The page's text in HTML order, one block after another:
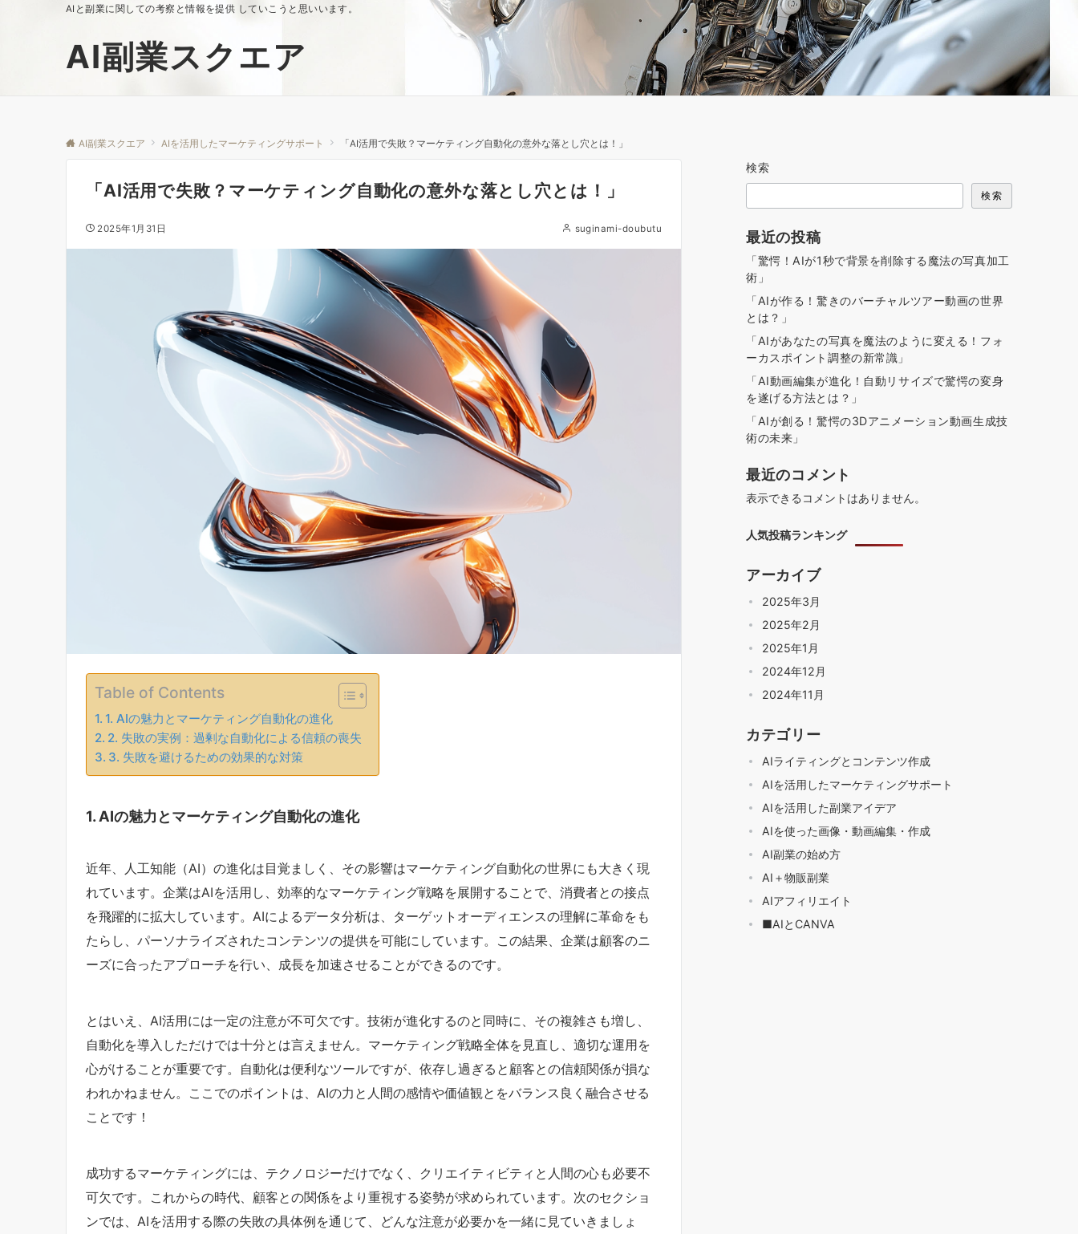
AIと副業に関しての考察と情報を提供 していこうと思いいます。
AI副業スクエア
AI副業スクエア AIを活用したマーケティングサポート 「AI活用で失敗？マーケティング自動化の意外な落とし穴とは！」
「AI活用で失敗？マーケティング自動化の意外な落とし穴とは！」
2025年1月31日 suginami-doubutu
Table of Contents
1. AIの魅力とマーケティング自動化の進化
2. 失敗の実例：過剰な自動化による信頼の喪失
3. 失敗を避けるための効果的な対策
1. AIの魅力とマーケティング自動化の進化
近年、人工知能（AI）の進化は目覚ましく、その影響はマーケティング自動化の世界にも大きく現
れています。企業はAIを活用し、効率的なマーケティング戦略を展開することで、消費者との接点
を飛躍的に拡大しています。AIによるデータ分析は、ターゲットオーディエンスの理解に革命をも
たらし、パーソナライズされたコンテンツの提供を可能にしています。この結果、企業は顧客のニ
ーズに合ったアプローチを行い、成長を加速させることができるのです。
とはいえ、AI活用には一定の注意が不可欠です。技術が進化するのと同時に、その複雑さも増し、
自動化を導入しただけでは十分とは言えません。マーケティング戦略全体を見直し、適切な運用を
心がけることが重要です。自動化は便利なツールですが、依存し過ぎると顧客との信頼関係が損な
われかねません。ここでのポイントは、AIの力と人間の感情や価値観とをバランス良く融合させる
ことです！
成功するマーケティングには、テクノロジーだけでなく、クリエイティビティと人間の心も必要不
可欠です。これからの時代、顧客との関係をより重視する姿勢が求められています。次のセクショ
ンでは、AIを活用する際の失敗の具体例を通じて、どんな注意が必要かを一緒に見ていきましょ
検索
検索
最近の投稿
「驚愕！AIが1秒で背景を削除する魔法の写真加工
術」
「AIが作る！驚きのバーチャルツアー動画の世界
とは？」
「AIがあなたの写真を魔法のように変える！フォ
ーカスポイント調整の新常識」
「AI動画編集が進化！自動リサイズで驚愕の変身
を遂げる方法とは？」
「AIが創る！驚愕の3Dアニメーション動画生成技
術の未来」
最近のコメント
表示できるコメントはありません。
人気投稿ランキング
アーカイブ
2025年3月
2025年2月
2025年1月
2024年12月
2024年11月
カテゴリー
AIライティングとコンテンツ作成
AIを活用したマーケティングサポート
AIを活用した副業アイデア
AIを使った画像・動画編集・作成
AI副業の始め方
AI＋物販副業
AIアフィリエイト
■AIとCANVA